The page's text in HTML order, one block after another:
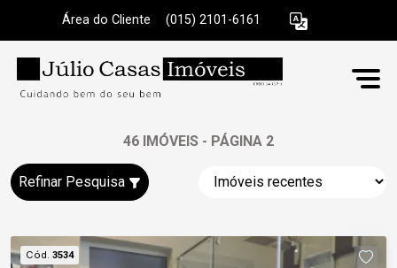
Área do Cliente (015) 2101-6161
46 IMÓVEIS - PÁGINA 2
Refinar Pesquisa
Cód. 3534